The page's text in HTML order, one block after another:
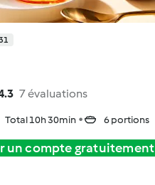
7 évaluations
Total 10h 30min 6 portions
un compte gratuitement